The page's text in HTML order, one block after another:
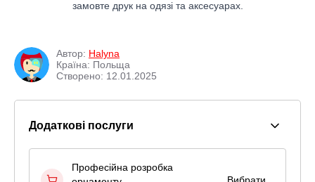
замовте друк на одязі та аксесуарах.
Автор: Нalyna
Країна: Польща
Створено: 12.01.2025
Додаткові послуги
Професійна розробка
Вибрати